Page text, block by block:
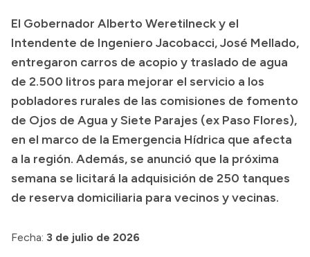
Transparencia
Presupuesto
Boletín Oficial
Compras y licitaciones
Consulta de expedientes
Consulta de pago a proveedores
Convocatorias
Login
El Gobernador Alberto Weretilneck y el
Intendente de Ingeniero Jacobacci, José Mellado,
entregaron carros de acopio y traslado de agua
de 2.500 litros para mejorar el servicio a los
pobladores rurales de las comisiones de fomento
de Ojos de Agua y Siete Parajes (ex Paso Flores),
en el marco de la Emergencia Hídrica que afecta
a la región. Además, se anunció que la próxima
semana se licitará la adquisición de 250 tanques
de reserva domiciliaria para vecinos y vecinas.
Fecha: 3 de julio de 2026